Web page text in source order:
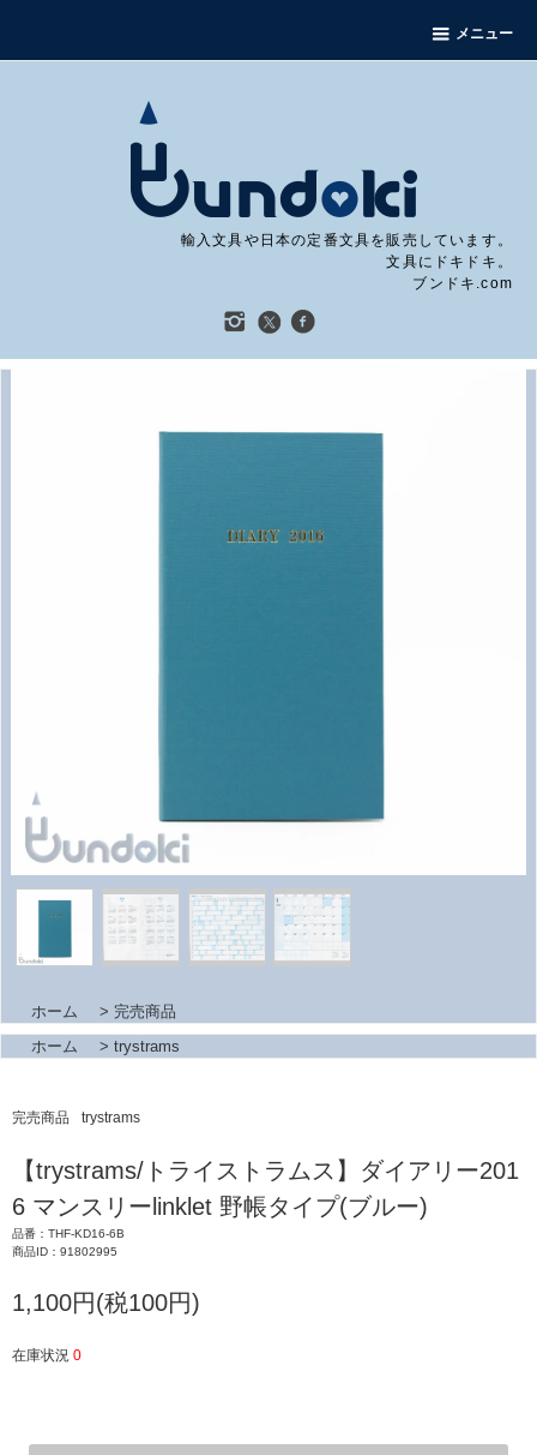
メニュー
輸入文具や日本の定番文具を販売しています。
文具にドキドキ。
ブンドキ.com
ホーム > 完売商品
ホーム
> trystrams
完売商品 trystrams
【trystrams/トライストラムス】ダイアリー201
6 マンスリーlinklet 野帳タイプ(ブルー)
品番：THF-KD16-6B
商品ID：91802995
1,100円(税100円)
在庫状況 0